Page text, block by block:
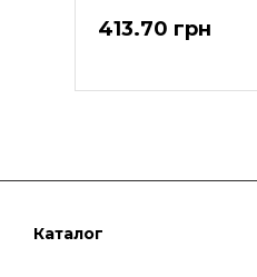
413.70 грн
Каталог